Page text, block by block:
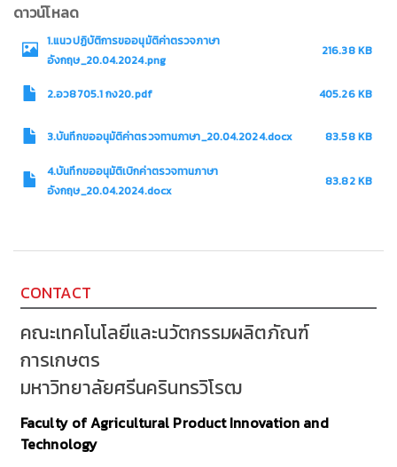
ดาวน์โหลด
1.แนวปฏิบัติการขออนุมัติค่าตรวจภาษา
อังกฤษ_20.04.2024.png
216.38 KB
2.อว8705.1 กง20.pdf 405.26 KB
3.บันทึกขออนุมัติค่าตรวจทานภาษา_20.04.2024.docx 83.58 KB
4.บันทึกขออนุมัติเบิกค่าตรวจทานภาษา
อังกฤษ_20.04.2024.docx
83.82 KB
CONTACT
คณะเทคโนโลยีและนวัตกรรมผลิตภัณฑ์
การเกษตร
มหาวิทยาลัยศรีนครินทรวิโรฒ
Faculty of Agricultural Product Innovation and
Technology